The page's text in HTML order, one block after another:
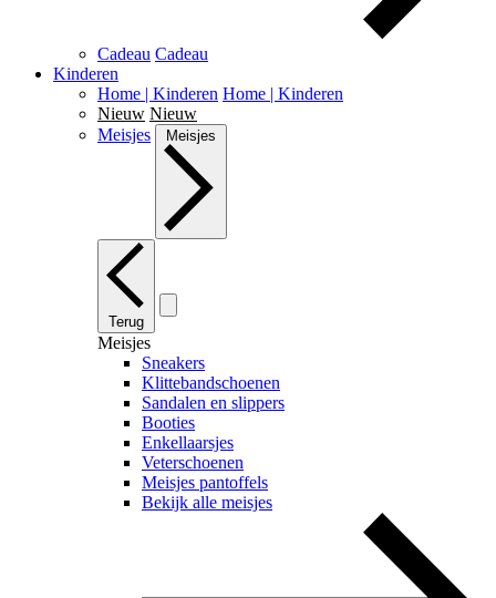
Cadeau Cadeau
Kinderen
Home | Kinderen Home | Kinderen
Nieuw Nieuw
Meisjes
Meisjes
Terug
Meisjes
Sneakers
Klittebandschoenen
Sandalen en slippers
Booties
Enkellaarsjes
Veterschoenen
Meisjes pantoffels
Bekijk alle meisjes